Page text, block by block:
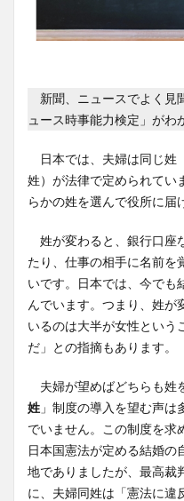
新聞、ニュースでよく見
ュース時事能力検定」がわ
日本では、夫婦は同じ姓
姓）が法律で定められてい
らかの姓を選んで役所に届
姓が変わると、銀行口座
たり、仕事の相手に名前を
いです。日本では、今でも
んでいます。つまり、姓が
いるのは大半が女性という
だ」との指摘もあります。
夫婦が望めばどちらも姓
姓 」制度の導入を望む声
でいません。この制度を求
日本国憲法が定める結婚の
地でありましたが、最高裁
に、夫婦同姓は「憲法に違